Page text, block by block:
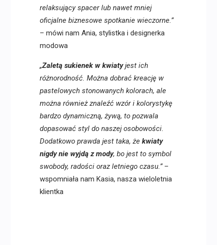
relaksujący spacer lub nawet mniej
oficjalne biznesowe spotkanie wieczorne.”
– mówi nam Ania, stylistka i designerka
modowa
„Zaletą sukienek w kwiatyjest ich
różnorodność. Można dobrać kreację w
pastelowych stonowanych kolorach, ale
można również znaleźć wzór i kolorystykę
bardzo dynamiczną, żywą, to pozwala
dopasować styl do naszej osobowości.
Dodatkowo prawda jest taka, że kwiaty
nigdy nie wyjdą z mody, bo jest to symbol
swobody, radości oraz letniego czasu.”–
wspomniała nam Kasia, nasza wieloletnia
klientka